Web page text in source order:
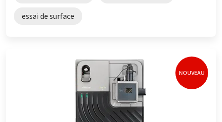
essai de surface
NOUVEAU